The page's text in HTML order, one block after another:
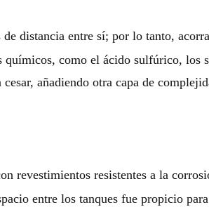
distancia entre sí; por lo tanto,
como el ácido sulfúrico, los
añadiendo otra capa de
revestimientos resistentes a la
entre los tanques fue propicio